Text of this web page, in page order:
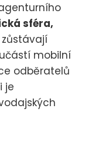
sféra,
zůstávají
mobilní
odběratelů
je